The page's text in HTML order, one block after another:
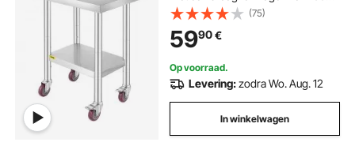
kg, voorbereidingstafel met 4
verstelbare poten, verrijdbare
serveertafel voor keuken, bar en
restaurant
(75)
5990€
Op voorraad.
Levering:zodra Wo. Aug. 12
In winkelwagen